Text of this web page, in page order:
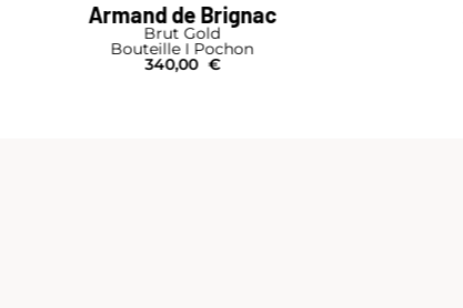
Armand de Brignac
Brut Gold
Bouteille I Pochon
340,00 €